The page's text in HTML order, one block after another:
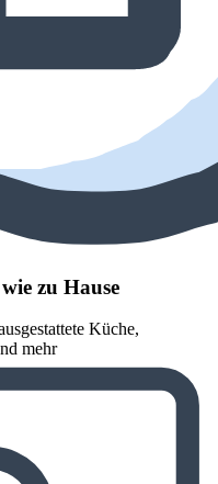
zu Hause
Küche,
mehr